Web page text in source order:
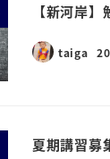
【新河岸
taiga
夏期講習募